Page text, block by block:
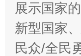
展示国家
新型国家
民众/全民